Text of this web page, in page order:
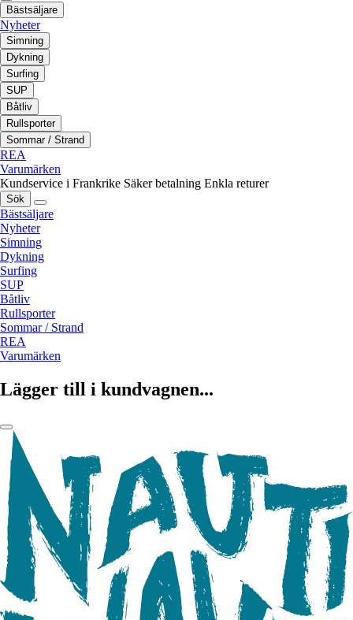
Bästsäljare
Nyheter
Simning
Dykning
Surfing
SUP
Båtliv
Rullsporter
Sommar / Strand
REA
Varumärken
Kundservice i Frankrike Säker betalning Enkla returer
Sök
Bästsäljare
Nyheter
Simning
Dykning
Surfing
SUP
Båtliv
Rullsporter
Sommar / Strand
REA
Varumärken
Lägger till i kundvagnen...